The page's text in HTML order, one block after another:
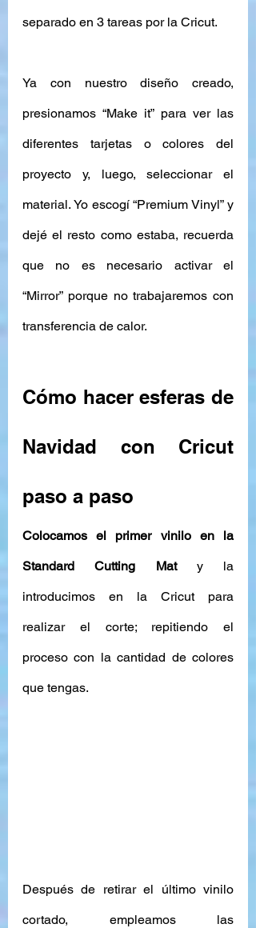
separado en 3 tareas por la Cricut.
Ya con nuestro diseño creado,
presionamos “Make it” para ver las
diferentes tarjetas o colores del
proyecto y, luego, seleccionar el
material. Yo escogí “Premium Vinyl” y
dejé el resto como estaba, recuerda
que no es necesario activar el
“Mirror” porque no trabajaremos con
transferencia de calor.
Cómo hacer esferas de
Navidad con Cricut
paso a paso
Colocamos el primer vinilo en la
Standard Cutting Mat y la
introducimos en la Cricut para
realizar el corte; repitiendo el
proceso con la cantidad de colores
que tengas.
Después de retirar el último vinilo
cortado, empleamos las